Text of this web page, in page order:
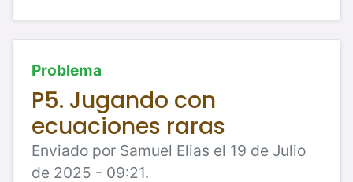
Problema
P5. Jugando con
ecuaciones raras
Enviado por Samuel Elias el 19 de Julio
de 2025 - 09:21.